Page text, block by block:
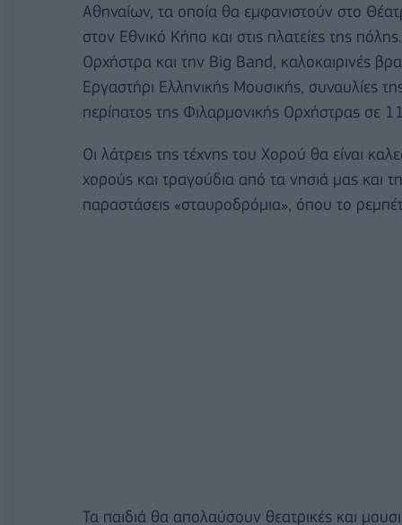
Αθηναίων, τα οποία θα εμφανιστούν στο
στον Εθνικό Κήπο και στις πλατείες της
Ορχήστρα και την Big Band, καλοκαιρινές
Εργαστήρι Ελληνικής Μουσικής, συναυλίες
περίπατος της Φιλαρμονικής Ορχήστρας σε 11
Οι λάτρεις της τέχνης του Χορού θα είναι
χορούς και τραγούδια από τα νησιά μας και
παραστάσεις «σταυροδρόμια», όπου το
Τα παιδιά θα απολαύσουν θεατρικές και